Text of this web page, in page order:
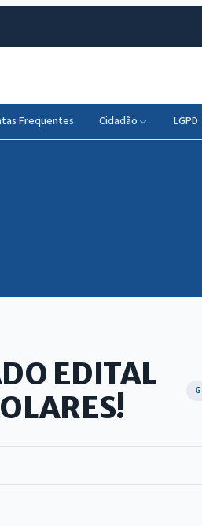
Frequentes Cidadão LGPD
EDITAL